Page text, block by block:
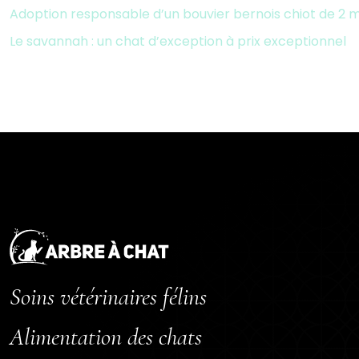
Adoption responsable d’un bouvier bernois chiot de 2
Le savannah : un chat d’exception à prix exceptionnel
Soins vétérinaires félins
Alimentation des chats